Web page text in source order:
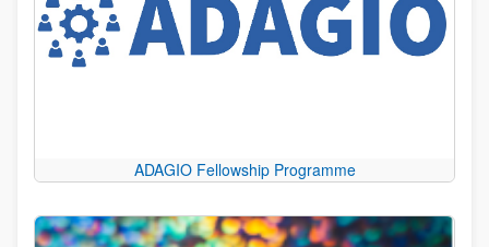
ADAGIO Fellowship Programme